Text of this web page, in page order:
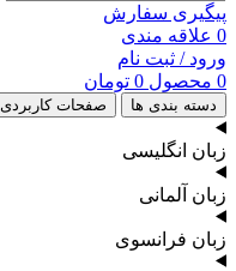
پیگیری سفارش
0 علاقه مندی
ورود / ثبت نام
0 محصول 0 تومان
دسته بندی ها صفحات کاربردی
زبان انگلیسی
زبان آلمانی
زبان فرانسوی